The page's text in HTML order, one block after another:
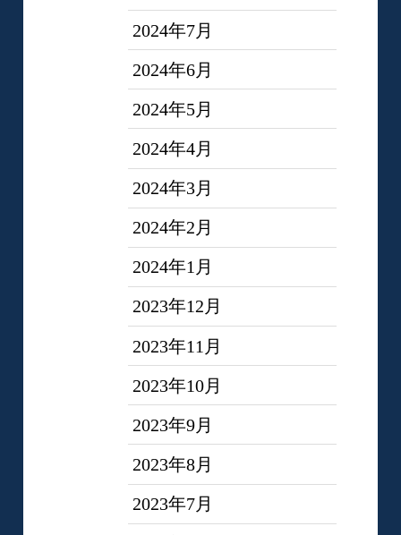
2024年7月
2024年6月
2024年5月
2024年4月
2024年3月
2024年2月
2024年1月
2023年12月
2023年11月
2023年10月
2023年9月
2023年8月
2023年7月